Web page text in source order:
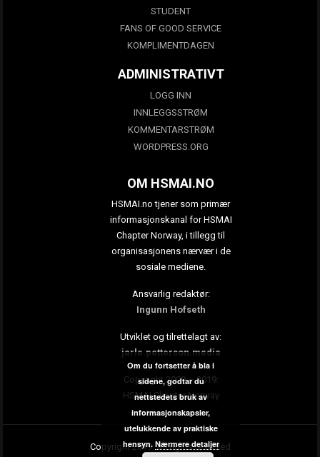
STUDENT
FANS OF GOOD SERVICE
KOMPLIMENTDAGEN
ADMINISTRATIVT
LOGG INN
INNLEGGSSTRØM
KOMMENTARSTRØM
WORDPRESS.ORG
OM HSMAI.NO
HSMAI.no tjener som primær
informasjonskanal for HSMAI
Chapter Norway, i tillegg til
organisasjonens nærvær i de
sosiale mediene.
Ansvarlig redaktør:
Ingunn Hofseth
Utviklet og tilrettelagt av:
jarle.petterson.media
Copyright 2009 – 2019:
HSMAI Chapter Norway
Copyright 2019. All rights reserved
Om du fortsetter å bla i
sidene, godtar du
nettstedets bruk av
informasjonskapsler,
utelukkende av praktiske
hensyn. Nærmere detaljer